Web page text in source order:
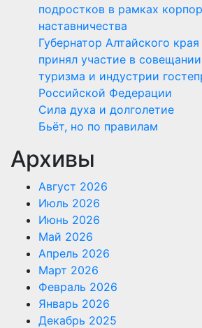
подростков в рамках
наставничества
Губернатор Алтайского
принял участие в
туризма и индустрии
Российской Федерации
Сила духа и долголетие
Бьёт, но по правилам
Архивы
Август 2026
Июль 2026
Июнь 2026
Май 2026
Апрель 2026
Март 2026
Февраль 2026
Январь 2026
Декабрь 2025